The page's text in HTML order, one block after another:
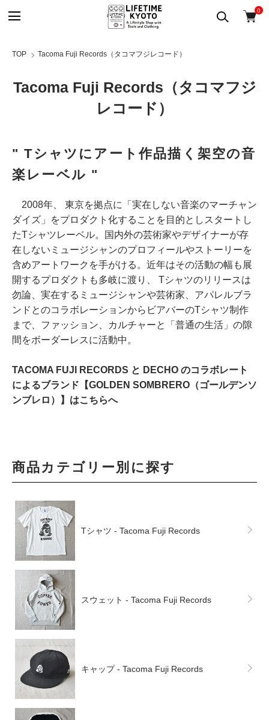
0
TOP Tacoma Fuji Records（タコマフジレコード）
Tacoma Fuji Records（タコマフジ
レコード）
" Tシャツにアート作品描く架空の音
楽レーベル "
2008年、 東京を拠点に「実在しない音楽のマーチャン
ダイズ」をプロダクト化することを目的としスタートし
たTシャツレーベル。国内外の芸術家やデザイナーが存
在しないミュージシャンのプロフィールやストーリーを
含めアートワークを手がける。近年はその活動の幅も展
開するプロダクトも多岐に渡り、 Tシャツのリリースは
勿論、実在するミュージシャンや芸術家、アパレルブラ
ンドとのコラボレーションからビアバーのTシャツ制作
まで、ファッション、カルチャーと「普通の生活」の隙
間をボーダーレスに活動中。
TACOMA FUJI RECORDS と DECHO のコラボレート
によるブランド【GOLDEN SOMBRERO（ゴールデンソ
ンブレロ）】はこちらへ
商品カテゴリー別に探す
Tシャツ - Tacoma Fuji Records
スウェット - Tacoma Fuji Records
キャップ - Tacoma Fuji Records